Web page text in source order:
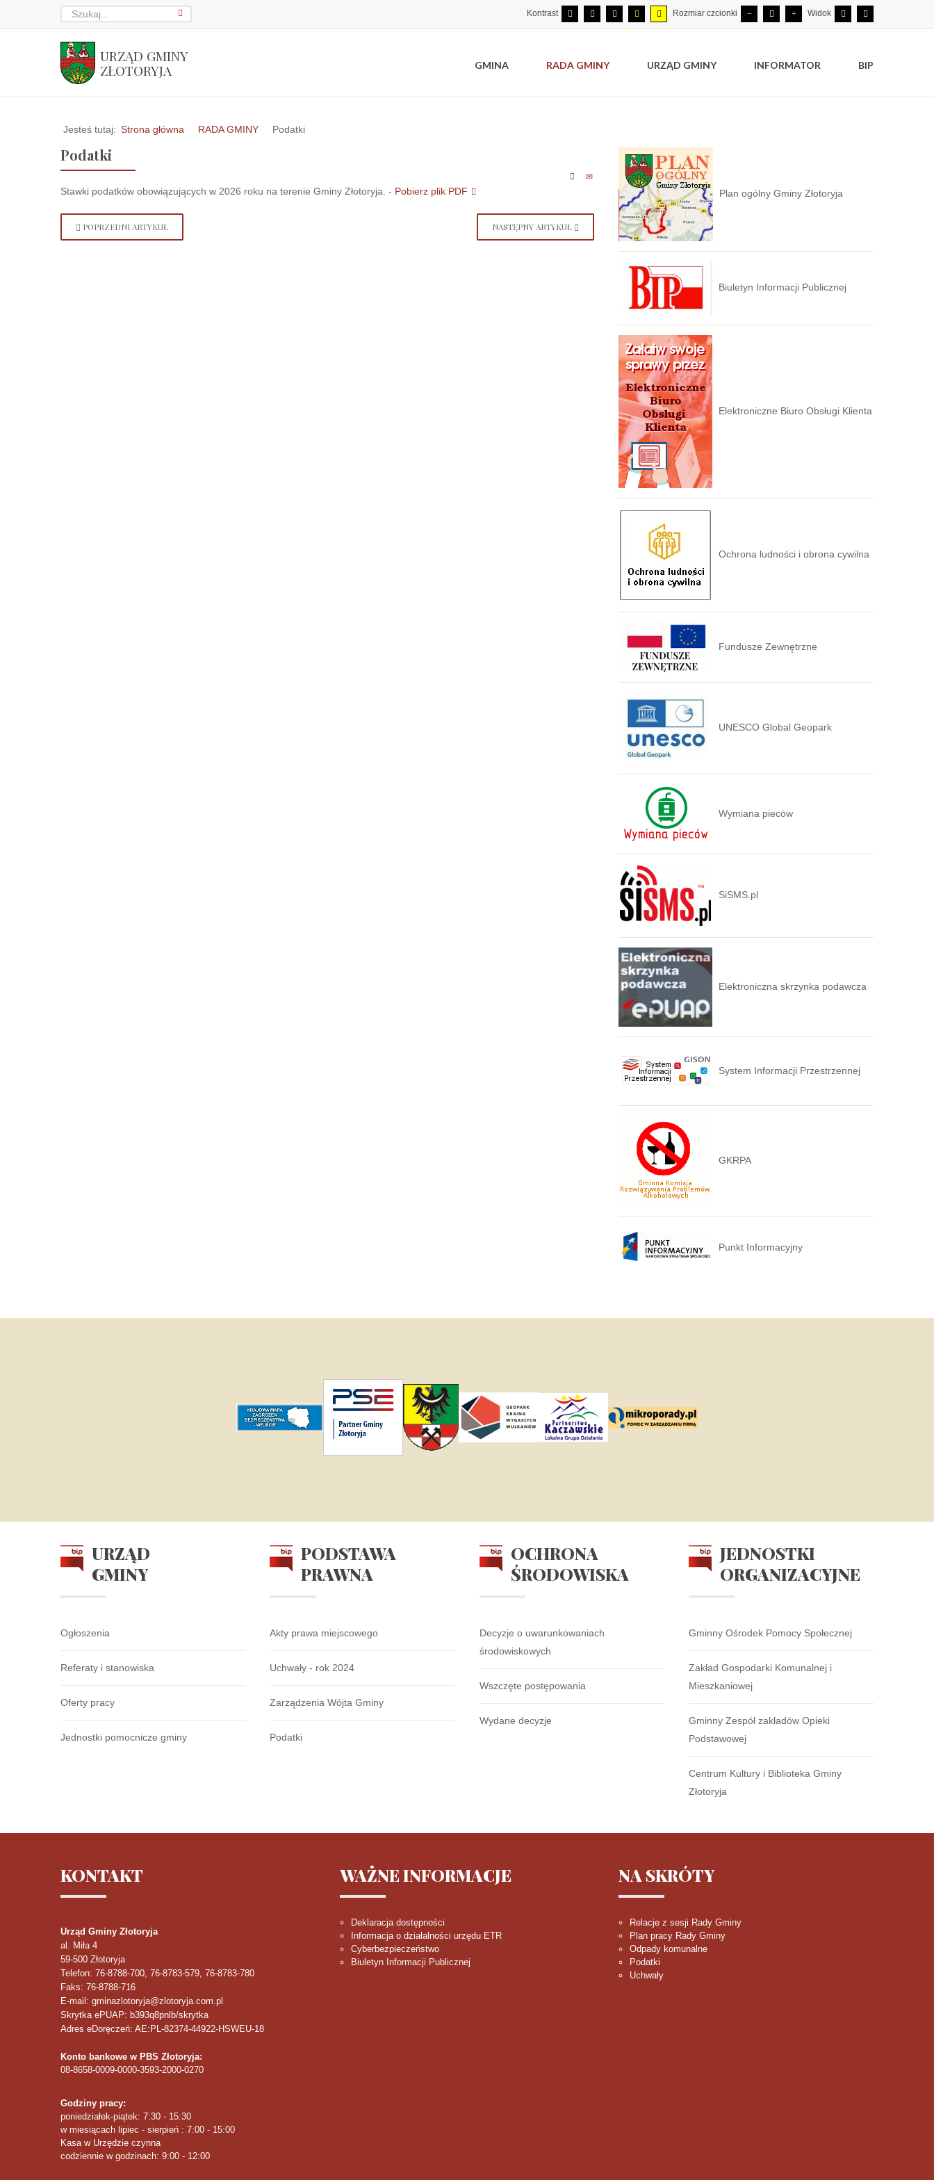
Kontrast Rozmiar czcionki Widok
URZĄD GMINY
ZŁOTORYJA
GMINA RADA GMINY URZĄD GMINY INFORMATOR BIP
Jesteś tutaj: Strona główna RADA GMINY Podatki
Podatki
Stawki podatków obowiązujących w 2026 roku na terenie Gminy Złotoryja. - Pobierz plik PDF
POPRZEDNI ARTYKUŁ NASTĘPNY ARTYKUŁ
Plan ogólny Gminy Złotoryja
Biuletyn Informacji Publicznej
Elektroniczne Biuro Obsługi Klienta
Ochrona ludności i obrona cywilna
Fundusze Zewnętrzne
UNESCO Global Geopark
Wymiana pieców
SiSMS.pl
Elektroniczna skrzynka podawcza
System Informacji Przestrzennej
GKRPA
Punkt Informacyjny
URZĄD
GMINY
Ogłoszenia
Referaty i stanowiska
Oferty pracy
Jednostki pomocnicze gminy
PODSTAWA
PRAWNA
Akty prawa miejscowego
Uchwały - rok 2024
Zarządzenia Wójta Gminy
Podatki
OCHRONA
ŚRODOWISKA
Decyzje o uwarunkowaniach
środowiskowych
Wszczęte postępowania
Wydane decyzje
JEDNOSTKI
ORGANIZACYJNE
Gminny Ośrodek Pomocy Społecznej
Zakład Gospodarki Komunalnej i
Mieszkaniowej
Gminny Zespół zakładów Opieki
Podstawowej
Centrum Kultury i Biblioteka Gminy
Złotoryja
KONTAKT
Urząd Gminy Złotoryja
al. Miła 4
59-500 Złotoryja
Telefon: 76-8788-700, 76-8783-579, 76-8783-780
Faks: 76-8788-716
E-mail: gminazlotoryja@zlotoryja.com.pl
Skrytka ePUAP: b393q8pnlb/skrytka
Adres eDoręczeń: AE:PL-82374-44922-HSWEU-18
Konto bankowe w PBS Złotoryja:
08-8658-0009-0000-3593-2000-0270
Godziny pracy:
poniedziałek-piątek: 7:30 - 15:30
w miesiącach lipiec - sierpień : 7:00 - 15:00
Kasa w Urzędzie czynna
codziennie w godzinach: 9:00 - 12:00
WAŻNEINFORMACJE
Deklaracja dostępności
Informacja o działalności urzędu ETR
Cyberbezpieczeństwo
Biuletyn Informacji Publicznej
NA SKRÓTY
Relacje z sesji Rady Gminy
Plan pracy Rady Gminy
Odpady komunalne
Podatki
Uchwały